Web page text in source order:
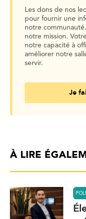
Les dons de nos
pour fournir une
notre
notre mission.
notre capacité à
améliorer notre
servir.
Je
À LIRE